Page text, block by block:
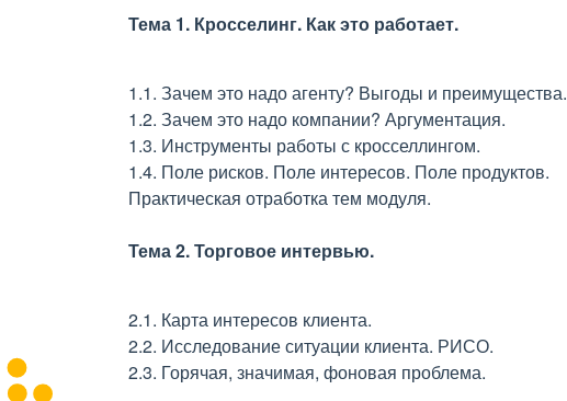
Тема 1. Кросселинг. Как это работает.
1.1. Зачем это надо агенту? Выгоды и преимущества.
1.2. Зачем это надо компании? Аргументация.
1.3. Инструменты работы с кросселлингом.
1.4. Поле рисков. Поле интересов. Поле продуктов.
Практическая отработка тем модуля.
Тема 2. Торговое интервью.
2.1. Карта интересов клиента.
2.2. Исследование ситуации клиента. РИСО.
2.3. Горячая, значимая, фоновая проблема.